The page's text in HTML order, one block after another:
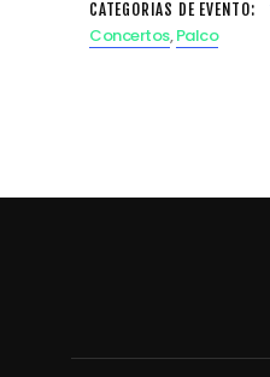
CATEGORIAS DE EVENTO:
Concertos,Palco